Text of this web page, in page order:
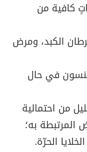
كافية من
الكبد، ومرض
في حال
من احتمالية
المرتبطة به؛
الحرّة.